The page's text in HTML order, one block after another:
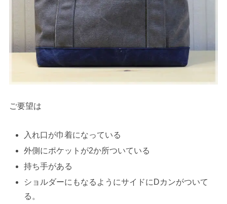
ご要望は
入れ口が巾着になっている
外側にポケットが2か所ついている
持ち手がある
ショルダーにもなるようにサイドにDカンがついて
る。